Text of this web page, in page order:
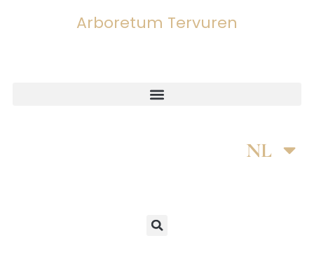
Arboretum Tervuren
NL
EN